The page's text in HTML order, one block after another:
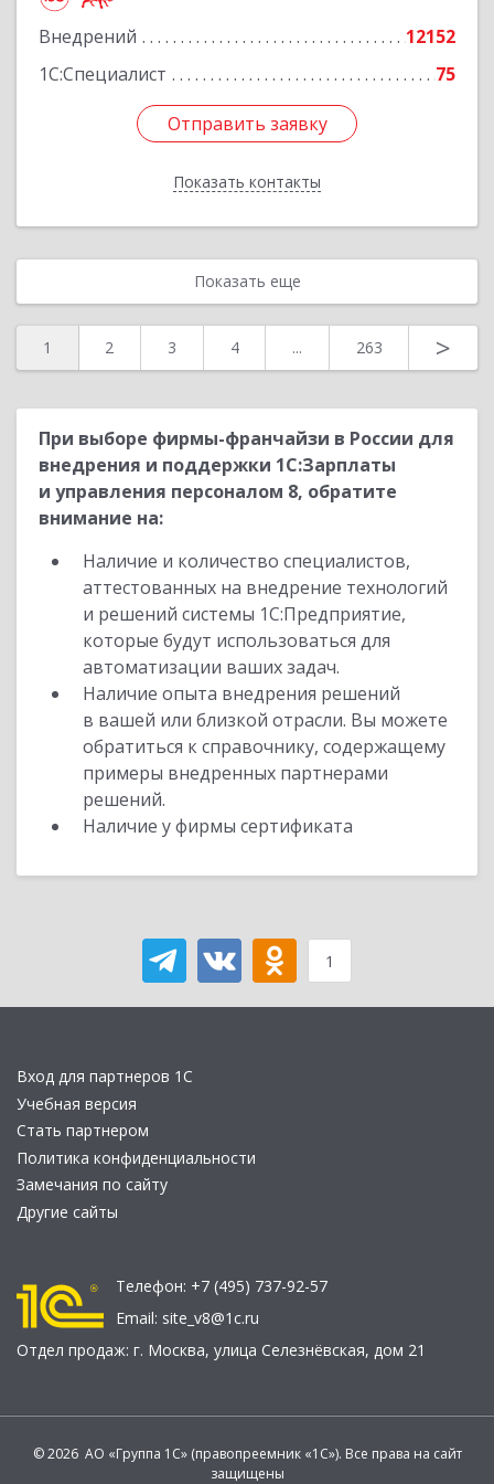
Внедрений
12152
1С:Специалист
75
Отправить заявку
Показать контакты
Отправить заявку
Назад
Показать еще
1 2 3 4 ... 263 >
При выборе фирмы-франчайзи в России для
внедрения и поддержки 1С:Зарплаты
и управления персоналом 8, обратите
внимание на:
Наличие и количество специалистов,
аттестованных на внедрение технологий
и решений системы 1С:Предприятие,
которые будут использоваться для
автоматизации ваших задач.
Наличие опыта внедрения решений
в вашей или близкой отрасли. Вы можете
обратиться к справочнику, содержащему
примеры внедренных партнерами
решений.
Наличие у фирмы сертификата
1
Вход для партнеров 1С
Учебная версия
Стать партнером
Политика конфиденциальности
Замечания по сайту
Другие сайты
Телефон: +7 (495) 737-92-57
Email: site_v8@1c.ru
Отдел продаж: г. Москва, улица Селезнёвская, дом 21
© 2026 АО «Группа 1С» (правопреемник «1С»). Все права на сайт
защищены